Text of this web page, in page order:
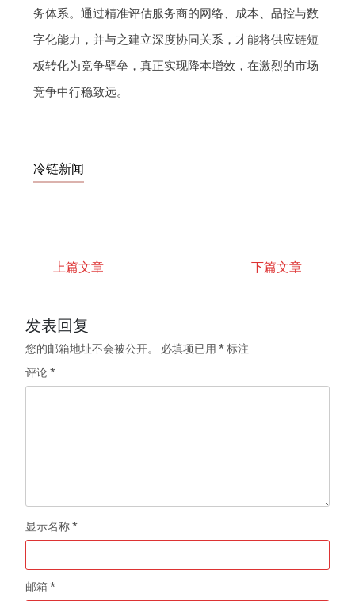
务体系。通过精准评估服务商的网络、成本、品控与数
字化能力，并与之建立深度协同关系，才能将供应链短
板转化为竞争壁垒，真正实现降本增效，在激烈的市场
竞争中行稳致远。
冷链新闻
上篇文章 下篇文章
发表回复
您的邮箱地址不会被公开。 必填项已用*标注
评论*
显示名称*
邮箱*